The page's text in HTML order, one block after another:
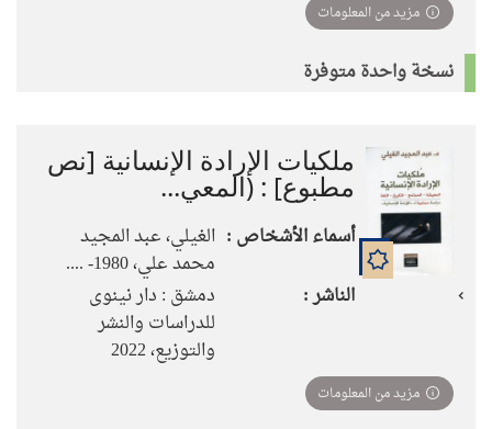
مزيد من المعلومات
نسخة واحدة متوفرة
ملكيات الإرادة الإنسانية [نص
مطبوع] : (المعي...
أسماء الأشخاص : الغيلي، عبد المجيد
محمد علي، 1980- ....
الناشر :
دمشق : دار نينوى
للدراسات والنشر
والتوزيع، 2022
مزيد من المعلومات